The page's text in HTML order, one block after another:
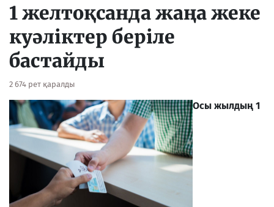
1 желтоқсанда жаңа жеке
куәліктер беріле
бастайды
2 674 рет қаралды
Осы жылдың 1